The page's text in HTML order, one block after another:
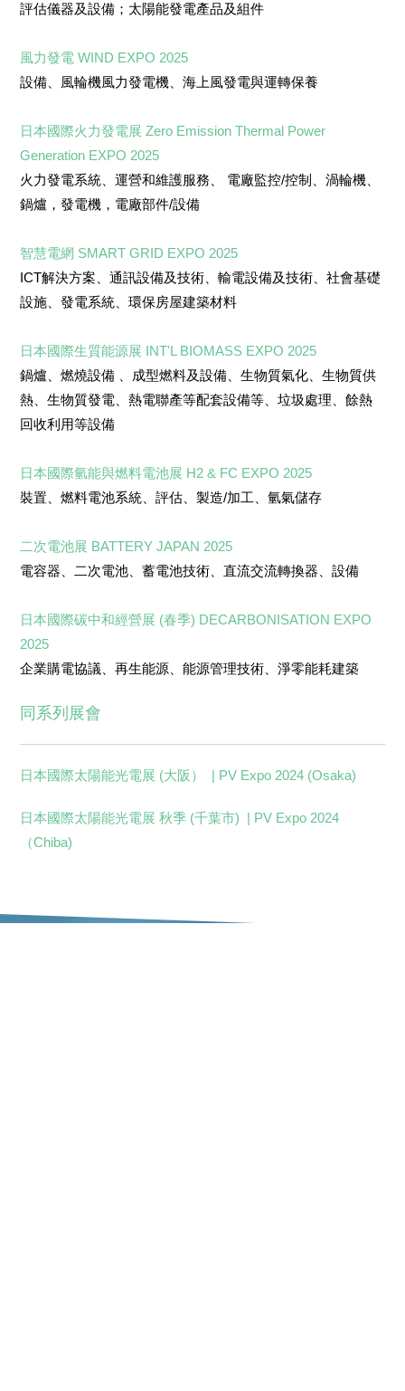
評估儀器及設備；太陽能發電產品及組件
風力發電 WIND EXPO 2025
設備、風輪機風力發電機、海上風發電與運轉保養
日本國際火力發電展 Zero Emission Thermal Power
Generation EXPO 2025
火力發電系統、運營和維護服務、 電廠監控/控制、渦輪機、
鍋爐，發電機，電廠部件/設備
智慧電網 SMART GRID EXPO 2025
ICT解決方案、通訊設備及技術、輸電設備及技術、社會基礎
設施、發電系統、環保房屋建築材料
日本國際生質能源展 INT'L BIOMASS EXPO 2025
鍋爐、燃燒設備 、成型燃料及設備、生物質氣化、生物質供
熱、生物質發電、熱電聯產等配套設備等、垃圾處理、餘熱
回收利用等設備
日本國際氫能與燃料電池展 H2 & FC EXPO 2025
裝置、燃料電池系統、評估、製造/加工、氫氣儲存
二次電池展 BATTERY JAPAN 2025
電容器、二次電池、蓄電池技術、直流交流轉換器、設備
日本國際碳中和經營展 (春季) DECARBONISATION EXPO
2025
企業購電協議、再生能源、能源管理技術、淨零能耗建築
同系列展會
日本國際太陽能光電展 (大阪） | PV Expo 2024 (Osaka)
日本國際太陽能光電展 秋季 (千葉市) | PV Expo 2024
（Chiba)